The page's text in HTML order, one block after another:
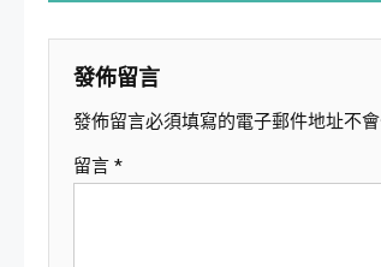
章
導
覽
發佈留言
發佈留言必須填寫的電子郵件地址不會
留言 *